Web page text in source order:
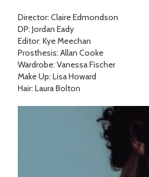
Director: Claire Edmondson
DP: Jordan Eady
Editor: Kye Meechan
Prosthesis: Allan Cooke
Wardrobe: Vanessa Fischer
Make Up: Lisa Howard
Hair: Laura Bolton